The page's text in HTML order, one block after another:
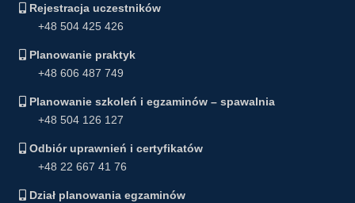
Rejestracja uczestników
+48 504 425 426
Planowanie praktyk
+48 606 487 749
Planowanie szkoleń i egzaminów – spawalnia
+48 504 126 127
Odbiór uprawnień i certyfikatów
+48 22 667 41 76
Dział planowania egzaminów